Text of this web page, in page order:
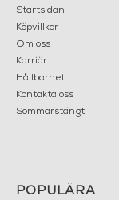
Startsidan
Köpvillkor
Om oss
Karriär
Hållbarhet
Kontakta oss
Sommarstängt
POPULÄRA